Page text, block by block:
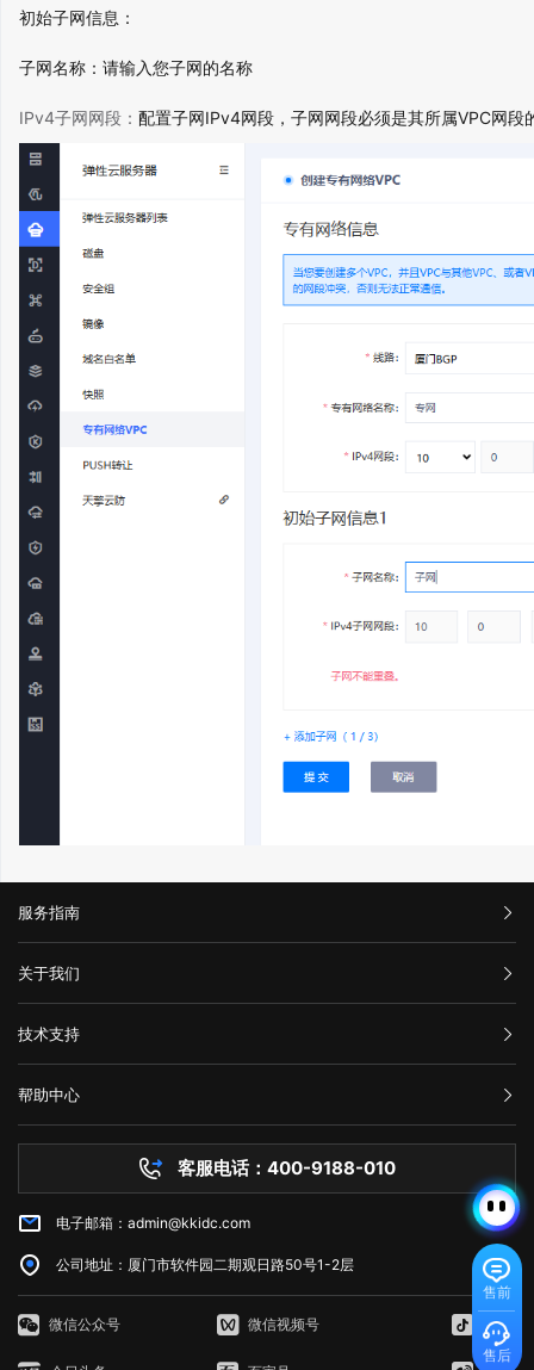
初始子网信息：
子网名称：请输入您子网的名称
IPv4子网网段： 配置子网IPv4网段，子网网段必须是其所属VPC网段
售前
售后
服务指南
汇款信息
购买流程
服务条款
关于我们
公司介绍
举报中心
隐私声明
技术支持
网站备案
技术文档
帮助中心
服务器问题
市场资讯
客服电话：400-9188-010
电子邮箱：admin@kkidc.com
公司地址：厦门市软件园二期观日路50号1-2层
微信公众号 微信视频号 抖音